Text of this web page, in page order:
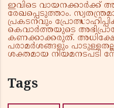
ഇവിടെ വായനക്കാർക്ക്
രേഖപ്പെടുത്താം.
പ്രകടനവും
കെവാർത്തയുടെ
കണക്കാക്കരുത്.
പരാമർശങ്ങളും
ശക്തമായ നിയമനടപടി
Tags